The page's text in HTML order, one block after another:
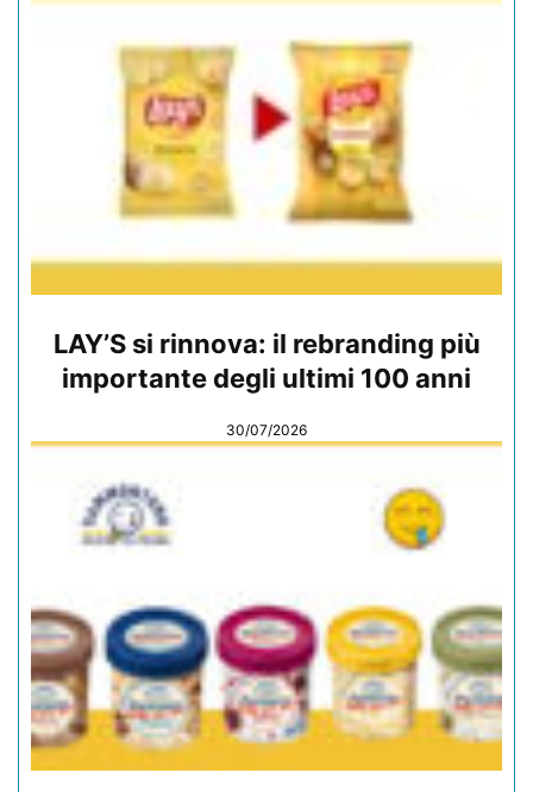
LAY’S si rinnova: il rebranding più
importante degli ultimi 100 anni
30/07/2026